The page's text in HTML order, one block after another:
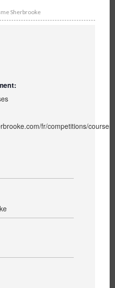
Sherbrooke
fr/competitions/